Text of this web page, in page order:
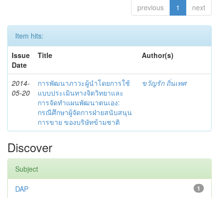
previous 1 next
Item hits:
Issue
Date
Title Author(s)
2014-
05-20
การพัฒนาภาวะผู้นำโดยการใช้
แบบประเมินทางจิตวิทยาและ
การจัดทำแผนพัฒนาตนเอง:
กรณีศึกษาผู้จัดการฝ่ายสนับสนุน
การขาย ของบริษัทข้ามชาติ
ขวัญรัก ถิ่นเทศ
Discover
Subject
1
DAP